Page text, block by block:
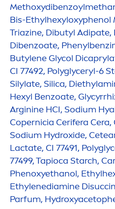
Bis-Ethylhexyloxyphenol
Triazine, Dibutyl Adipate,
Dibenzoate,
Butylene Glycol
CI 77492, Polyglyceryl-6
Silylate, Silica,
Hexyl Benzoate,
Arginine HCI, Sodium
Copernicia Cerifera
Sodium Hydroxide,
Lactate, CI 77491,
77499, Tapioca Starch,
Phenoxyethanol,
Ethylenediamine
Parfum, Hydro